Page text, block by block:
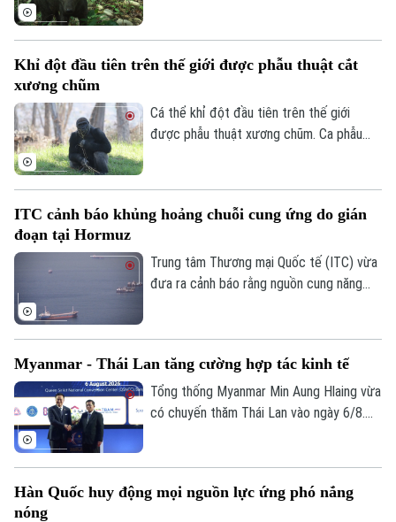
Chuyên mục
Thời sự
qua hàng nghìn bức ảnh từ hệ thống bẫy
dung về tập tính và môi trường sống của
một trong những loài chó hoang dã ít
Khỉ đột đầu tiên trên thế giới được phẫu thuật cắt
xương chũm
Cá thể khỉ đột đầu tiên trên thế giới
được phẫu thuật xương chũm. Ca phẫu
điều trị tình trạng nhiễm trùng đã lan đến
ITC cảnh báo khủng hoảng chuỗi cung ứng do gián
đoạn tại Hormuz
Trung tâm Thương mại Quốc tế (ITC) vừa
đưa ra cảnh báo rằng nguồn cung năng
Hormuz bị gián đoạn.
Myanmar - Thái Lan tăng cường hợp tác kinh tế
Tổng thống Myanmar Min Aung Hlaing vừa
có chuyến thăm Thái Lan vào ngày 6/8.
Hàn Quốc huy động mọi nguồn lực ứng phó nắng
nóng